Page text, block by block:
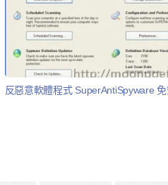
反惡意軟體程式 SuperAntiSpyware